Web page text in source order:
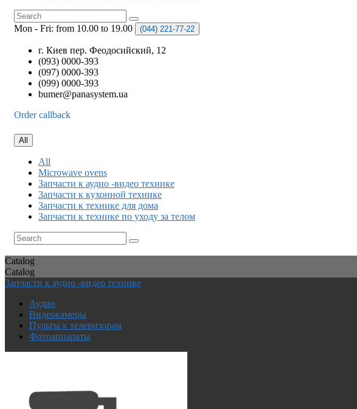
Mon - Fri: from 10.00 to 19.00 (044) 221-77-22
г. Киев пер. Феодосийский, 12
(093) 0000-393
(097) 0000-393
(099) 0000-393
bumer@panasystem.ua
Order callback
All
All
Microwave ovens
Запчасти к аудио -видео технике
Запчасти к кухонной технике
Запчасти к технике для дома
Запчасти к технике по уходу за телом
Catalog
Catalog
Запчасти к аудио -видео технике
Аудио
Видеокамеры
Пульты к телевизорам
Фотоаппараты